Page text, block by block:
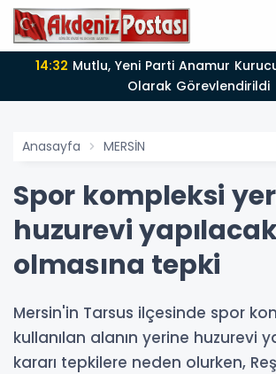
14:12Anamur'da Kasten öldürmeye teşebbüs şüphelisi
tutuklandı
Anasayfa MERSİN
Spor kompleksi
huzurevi
olmasına tepki
Mersin'in Tarsus ilçesinde spor
kullanılan alanın yerine huzurevi
kararı tepkilere neden olurken,